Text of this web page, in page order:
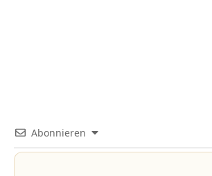
Abonnieren